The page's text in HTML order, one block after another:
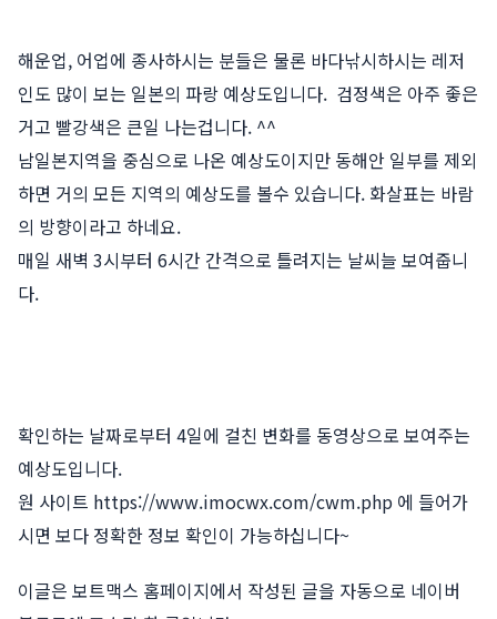
해운업, 어업에 종사하시는 분들은 물론 바다낚시하시는 레저
인도 많이 보는 일본의 파랑 예상도입니다. 검정색은 아주 좋은
거고 빨강색은 큰일 나는겁니다. ^^
남일본지역을 중심으로 나온 예상도이지만 동해안 일부를 제외
하면 거의 모든 지역의 예상도를 볼수 있습니다. 화살표는 바람
의 방향이라고 하네요.
매일 새벽 3시부터 6시간 간격으로 틀려지는 날씨늘 보여줍니
다.
확인하는 날짜로부터 4일에 걸친 변화를 동영상으로 보여주는
예상도입니다.
원 사이트 https://www.imocwx.com/cwm.php 에 들어가
시면 보다 정확한 정보 확인이 가능하십니다~
이글은 보트맥스 홈페이지에서 작성된 글을 자동으로 네이버